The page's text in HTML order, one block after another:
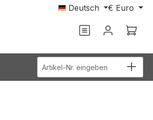
Deutsch € Euro
Du hast 0
Artikel-Nr. eingeben